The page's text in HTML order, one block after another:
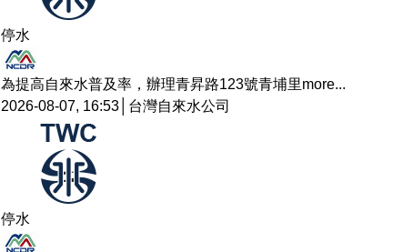
停水
為提高自來水普及率，辦理青昇路123號青埔里more...
2026-08-07, 16:53│台灣自來水公司
停水